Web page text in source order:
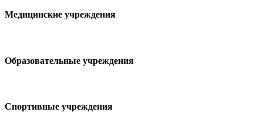
Медицинские учреждения
Образовательные учреждения
Спортивные учреждения